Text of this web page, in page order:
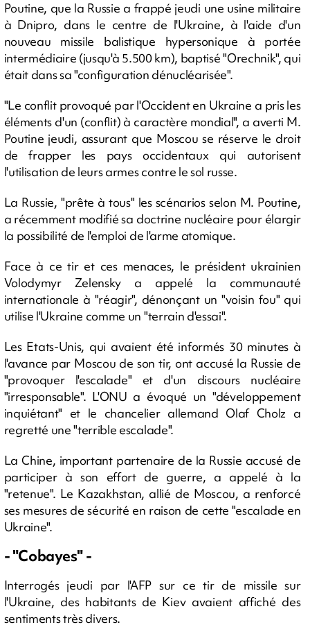
Poutine, que la Russie a frappé jeudi une usine militaire
à Dnipro, dans le centre de l'Ukraine, à l'aide d'un
nouveau missile balistique hypersonique à portée
intermédiaire (jusqu'à 5.500 km), baptisé "Orechnik", qui
était dans sa "configuration dénucléarisée".
"Le conflit provoqué par l'Occident en Ukraine a pris les
éléments d'un (conflit) à caractère mondial", a averti M.
Poutine jeudi, assurant que Moscou se réserve le droit
de frapper les pays occidentaux qui autorisent
l'utilisation de leurs armes contre le sol russe.
La Russie, "prête à tous" les scénarios selon M. Poutine,
a récemment modifié sa doctrine nucléaire pour élargir
la possibilité de l'emploi de l'arme atomique.
Face à ce tir et ces menaces, le président ukrainien
Volodymyr Zelensky a appelé la communauté
internationale à "réagir", dénonçant un "voisin fou" qui
utilise l'Ukraine comme un "terrain d'essai".
Les Etats-Unis, qui avaient été informés 30 minutes à
l'avance par Moscou de son tir, ont accusé la Russie de
"provoquer l'escalade" et d'un discours nucléaire
"irresponsable". L'ONU a évoqué un "développement
inquiétant" et le chancelier allemand Olaf Cholz a
regretté une "terrible escalade".
La Chine, important partenaire de la Russie accusé de
participer à son effort de guerre, a appelé à la
"retenue". Le Kazakhstan, allié de Moscou, a renforcé
ses mesures de sécurité en raison de cette "escalade en
Ukraine".
- "Cobayes" -
Interrogés jeudi par l'AFP sur ce tir de missile sur
l'Ukraine, des habitants de Kiev avaient affiché des
sentiments très divers.